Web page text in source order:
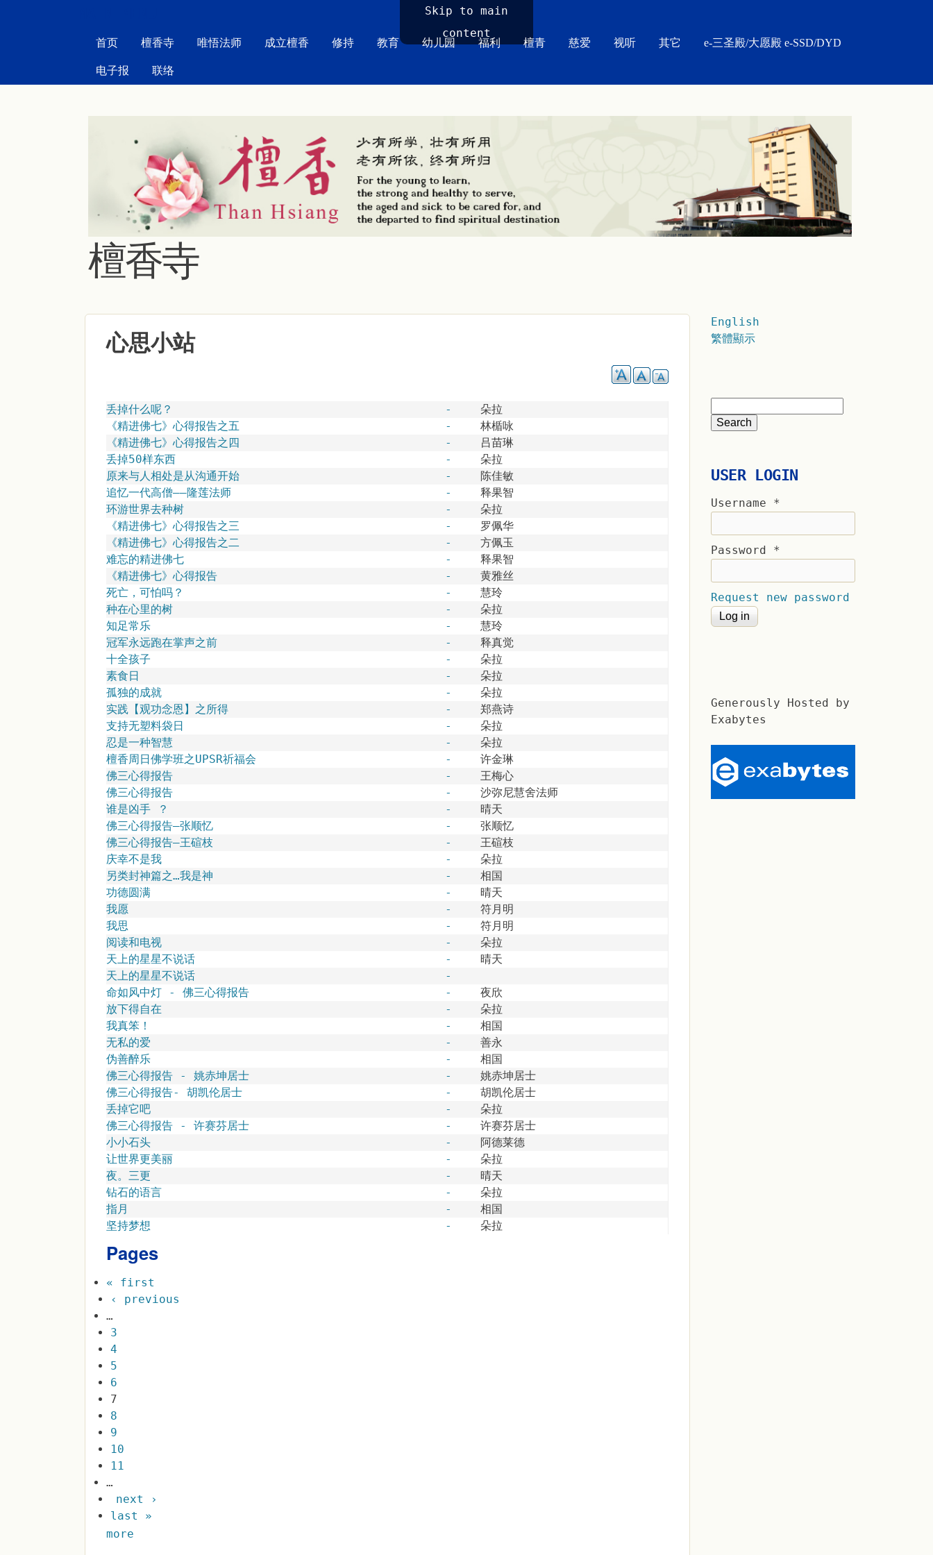
Skip to main
content
首页 檀香寺 唯悟法师 成立檀香 修持 教育 幼儿园 福利 檀青 慈爱 视听 其它 e-三圣殿/大愿殿 e-SSD/DYD
电子报 联络
檀香寺
心思小站
丢掉什么呢？ -
朵拉
《精进佛七》心得报告之五
-
林楯咏
《精进佛七》心得报告之四
-
吕苗琳
丢掉50样东西
-
朵拉
原来与人相处是从沟通开始
-
陈佳敏
追忆一代高僧——隆莲法师
-
释果智
环游世界去种树
-
朵拉
《精进佛七》心得报告之三
-
罗佩华
《精进佛七》心得报告之二
-
方佩玉
难忘的精进佛七
-
释果智
《精进佛七》心得报告
-
黄雅丝
死亡，可怕吗？
-
慧玲
种在心里的树
-
朵拉
知足常乐
-
慧玲
冠军永远跑在掌声之前
-
释真觉
十全孩子
-
朵拉
素食日
-
朵拉
孤独的成就
-
朵拉
实践【观功念恩】之所得
-
郑燕诗
支持无塑料袋日
-
朵拉
忍是一种智慧
-
朵拉
檀香周日佛学班之UPSR祈福会
-
许金琳
佛三心得报告
-
王梅心
佛三心得报告
-
沙弥尼慧舍法师
谁是凶手 ？
-
晴天
佛三心得报告—张顺忆
-
张顺忆
佛三心得报告—王碹枝
-
王碹枝
庆幸不是我
-
朵拉
另类封神篇之…我是神
-
相国
功德圆满
-
晴天
我愿
-
符月明
我思
-
符月明
阅读和电视
-
朵拉
天上的星星不说话
-
晴天
天上的星星不说话
-
命如风中灯 - 佛三心得报告
-
夜欣
放下得自在
-
朵拉
我真笨！
-
相国
无私的爱
-
善永
伪善醉乐
-
相国
佛三心得报告 - 姚赤坤居士
-
姚赤坤居士
佛三心得报告- 胡凯伦居士
-
胡凯伦居士
丢掉它吧
-
朵拉
佛三心得报告 - 许赛芬居士
-
许赛芬居士
小小石头
-
阿德莱德
让世界更美丽
-
朵拉
夜。三更
-
晴天
钻石的语言
-
朵拉
指月
-
相国
坚持梦想
- 朵拉
Pages
« first
‹ previous
…
3
4
5
6
7
8
9
10
11
…
next ›
last »
more
English
繁體顯示
USER LOGIN
Username *
Password *
Request new password
Generously Hosted by
Exabytes